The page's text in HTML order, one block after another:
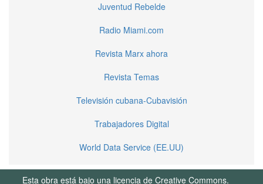
Juventud Rebelde
Radio Miami.com
Revista Marx ahora
Revista Temas
Televisión cubana-Cubavisión
Trabajadores Digital
World Data Service (EE.UU)
Esta obra está bajo una licencia de Creative Commons.